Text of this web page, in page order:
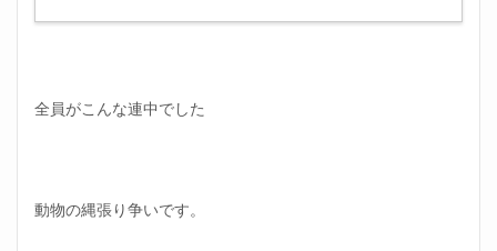
全員がこんな連中でした
動物の縄張り争いです。